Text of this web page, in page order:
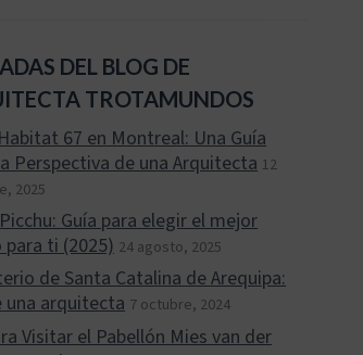
DEL BLOG DE
TROTAMUNDOS
67 en Montreal: Una Guía
Perspectiva de una Arquitecta 12
2025
Guía para elegir el mejor
ti (2025) 24 agosto, 2025
de Santa Catalina de Arequipa:
una arquitecta 7 octubre, 2024
Visitar el Pabellón Mies van der